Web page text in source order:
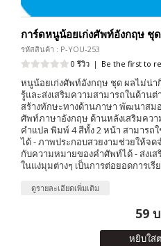
การ์ดหนูน้อยเก่งศัพท์อังกฤษ ชุ
รหัสสินค้า : P-YOU-253
0 รีวิว | Be the first to
หนูน้อยเก่งศัพท์อังกฤษ ชุด ผลไม่น่า
รู้และส่งเสริมความสามารถในด้านต่
สร้างทักษะทางด้านภาษา พัฒนาสม
ศัพท์ภาษาอังกฤษ ด้านหลังเสริมคว
คำแปล พิมพ์ 4 สีทั้ง 2 หน้า สามารถ
ได้ - ภาพประกอบสวยงามช่วยให้จ
กับความหมายของคำศัพท์ได้ - ส่งเ
ในแง่มุมต่างๆ เป็นการต่อยอดการเ
ดูรายละเอียดเพิ่มเติม
59
หยิบใส่